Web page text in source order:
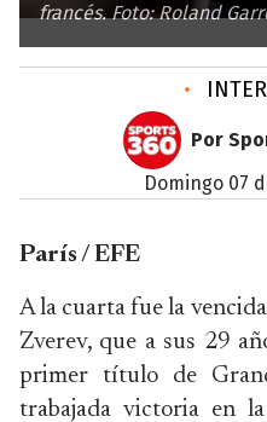
francés. Foto: Roland
•
Por
domingo 07
París / EFE
A la cuarta fue la
Zverev, que a sus 29
primer título de
trabajada victoria en